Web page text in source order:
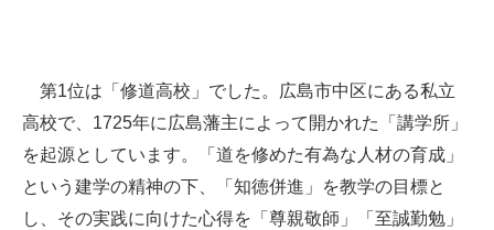
第1位は「修道高校」でした。広島市中区にある私立
高校で、1725年に広島藩主によって開かれた「講学所」
を起源としています。「道を修めた有為な人材の育成」
という建学の精神の下、「知徳併進」を教学の目標と
し、その実践に向けた心得を「尊親敬師」「至誠勤勉」